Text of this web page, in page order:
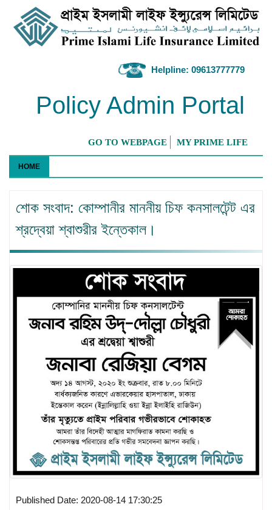
Helpline: 09613777779
Policy Admin Portal
GO TO WEBPAGE MY PRIME LIFE
HOME
শোক সংবাদ: কোম্পানীর মাননীয় চিফ কনসালটেন্ট এর
শ্রদ্বেয়া শ্বাশুরীর ইন্তেকাল।
Published Date: 2020-08-14 17:30:25